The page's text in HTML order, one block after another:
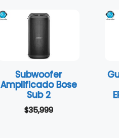
Subwoofer
Amplificado Bose
Sub 2
$35,999